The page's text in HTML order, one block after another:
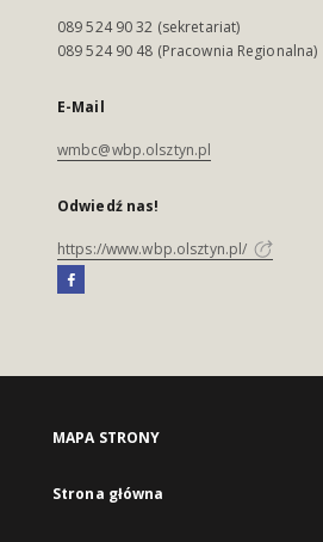
089 524 90 32 (sekretariat)
089 524 90 48 (Pracownia Regionalna)
E-Mail
wmbc@wbp.olsztyn.pl
Odwiedź nas!
https://www.wbp.olsztyn.pl/
MAPA STRONY
Strona główna